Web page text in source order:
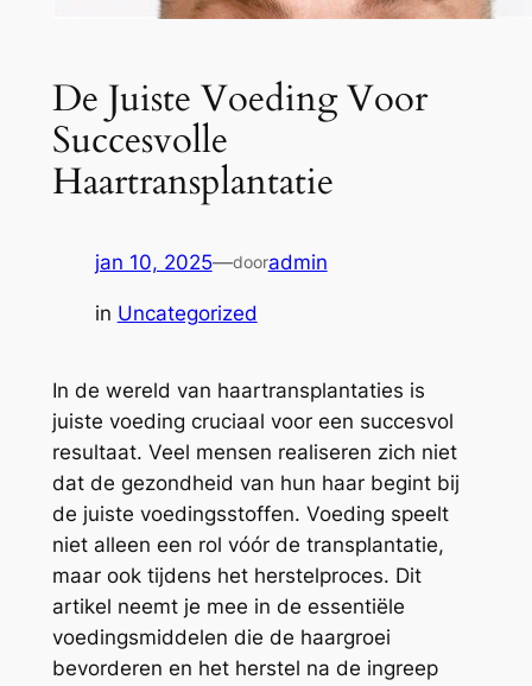
De Juiste Voeding Voor
Succesvolle
Haartransplantatie
jan 10, 2025—dooradmin
in Uncategorized
In de wereld van haartransplantaties is
juiste voeding cruciaal voor een succesvol
resultaat. Veel mensen realiseren zich niet
dat de gezondheid van hun haar begint bij
de juiste voedingsstoffen. Voeding speelt
niet alleen een rol vóór de transplantatie,
maar ook tijdens het herstelproces. Dit
artikel neemt je mee in de essentiële
voedingsmiddelen die de haargroei
bevorderen en het herstel na de ingreep